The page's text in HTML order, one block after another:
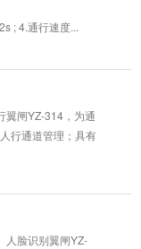
; 4.通行速度...
翼闸YZ-314，为通
行通道管理；具有
脸识别翼闸YZ-